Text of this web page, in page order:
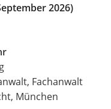
2026)
Fachanwalt
München